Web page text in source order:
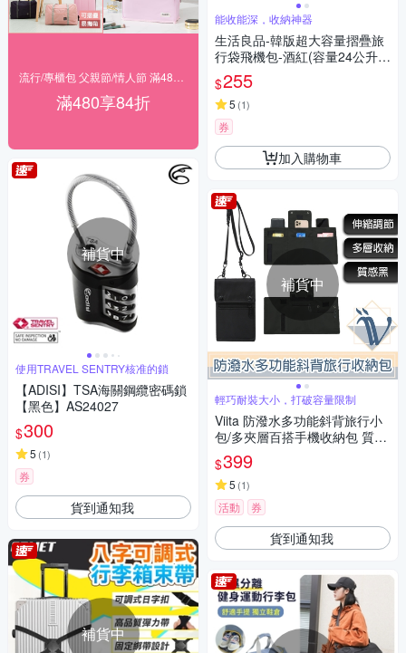
滿480享84折
補貨中
使用TRAVEL SENTRY核准的鎖
【ADISI】TSA海關鋼纜密碼鎖
【黑色】AS24027
$300
5 (1)
券
貨到通知我
補貨中
能收能深，收納神器
生活良品-韓版超大容量摺疊旅
行袋飛機包-酒紅(容量24公升
旅行箱登機箱/收納包)
$255
5 (1)
券
加入購物車
補貨中
輕巧耐裝大小，打破容量限制
Viita 防潑水多功能斜背旅行小
包/多夾層百搭手機收納包 質感
黑
$399
5 (1)
活動 券
貨到通知我